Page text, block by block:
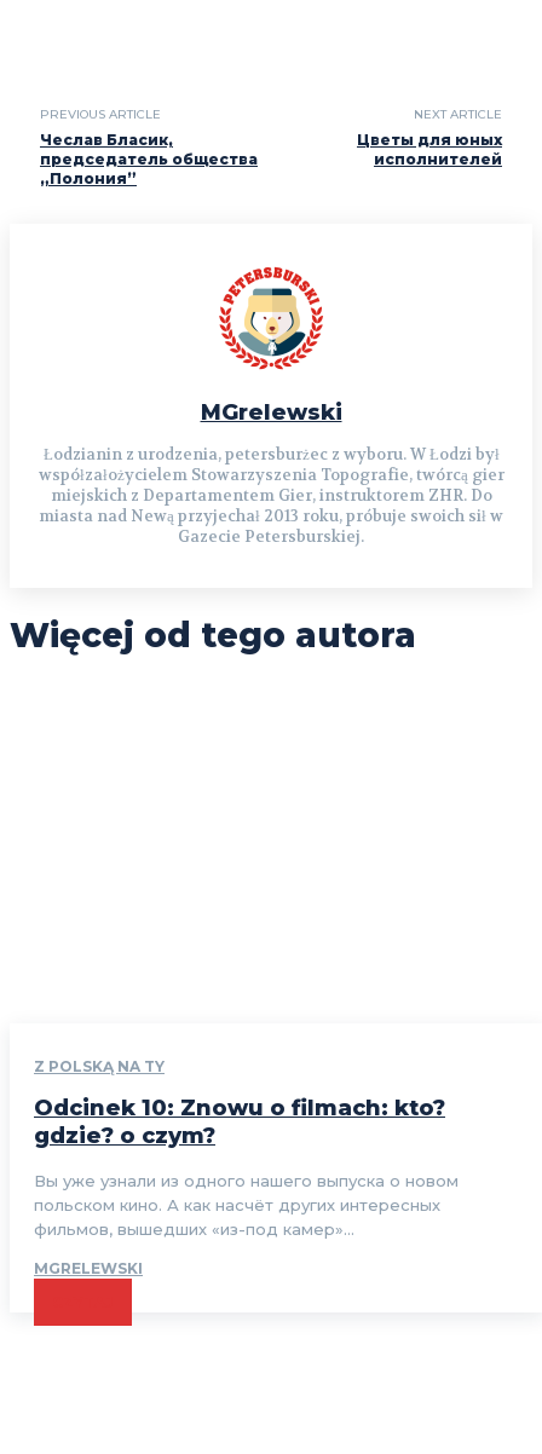
PREVIOUS ARTICLE
Чеслав Бласик,
председатель общества
„Полония”
NEXT ARTICLE
Цветы для юных
исполнителей
MGrelewski
Łodzianin z urodzenia, petersburżec z wyboru. W Łodzi był
współzałożycielem Stowarzyszenia Topografie, twórcą gier
miejskich z Departamentem Gier, instruktorem ZHR. Do
miasta nad Newą przyjechał 2013 roku, próbuje swoich sił w
Gazecie Petersburskiej.
Więcej od tego autora
Z POLSKĄ NA TY
Odcinek 10: Znowu o filmach: kto?
gdzie? o czym?
Вы уже узнали из одного нашего выпуска о новом
польском кино. А как насчёт других интересных
фильмов, вышедших «из-под камер»...
MGRELEWSKI